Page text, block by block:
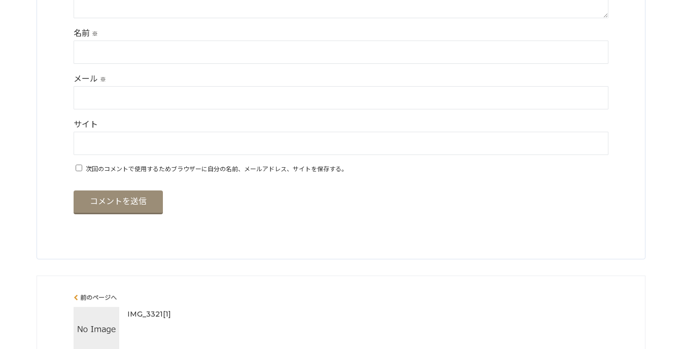
名前 ※
メール ※
サイト
次回のコメントで使用するためブラウザーに自分の名前、メールアドレス、サイトを保存する。
前のページへ
IMG_3321[1]